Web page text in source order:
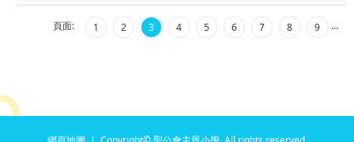
頁面: 1 2 3 4 5 6 7 8 9 …